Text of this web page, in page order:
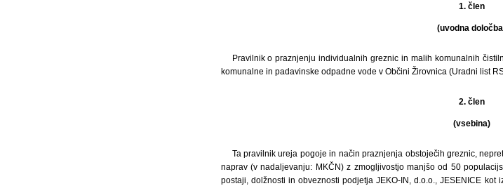
1. člen
(uvodna
Pravilnik o praznjenju individualnih greznic in malih komunalnih
komunalne in padavinske odpadne vode v Občini Žirovnica (Uradni list
2. člen
(vsebina)
Ta pravilnik ureja pogoje in način praznjenja obstoječih greznic,
naprav (v nadaljevanju: MKČN) z zmogljivostjo manjšo od 50
postaji, dolžnosti in obveznosti podjetja JEKO-IN, d.o.o., JESENICE